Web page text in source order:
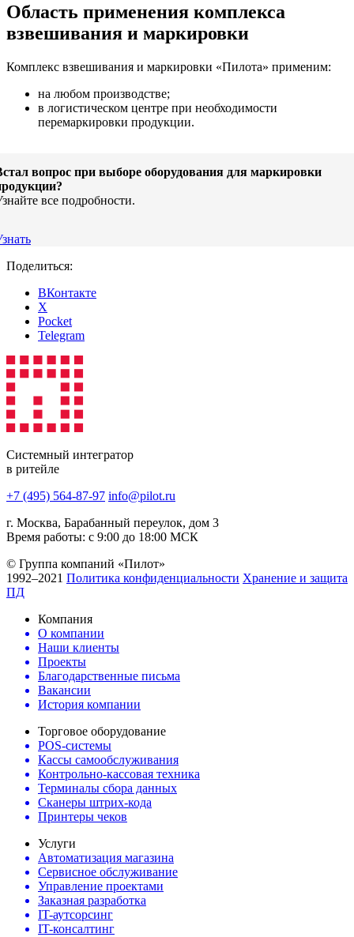
Область применения комплекса
взвешивания и маркировки
Комплекс взвешивания и маркировки «Пилота» применим:
на любом производстве;
в логистическом центре при необходимости
перемаркировки продукции.
вопрос при выборе оборудования для маркировки
все подробности.
Поделиться:
ВКонтакте
X
Pocket
Telegram
Системный интегратор
в ритейле
+7 (495) 564-87-97 info@pilot.ru
г. Москва, Барабанный переулок, дом 3
Время работы: с 9:00 до 18:00 МСК
© Группа компаний «Пилот»
1992–2021 Политика конфиденциальности Хранение и защита
ПД
Компания
О компании
Наши клиенты
Проекты
Благодарственные письма
Вакансии
История компании
Торговое оборудование
POS-системы
Кассы самообслуживания
Контрольно-кассовая техника
Терминалы сбора данных
Сканеры штрих-кода
Принтеры чеков
Услуги
Автоматизация магазина
Сервисное обслуживание
Управление проектами
Заказная разработка
IT-аутсорсинг
IT-консалтинг